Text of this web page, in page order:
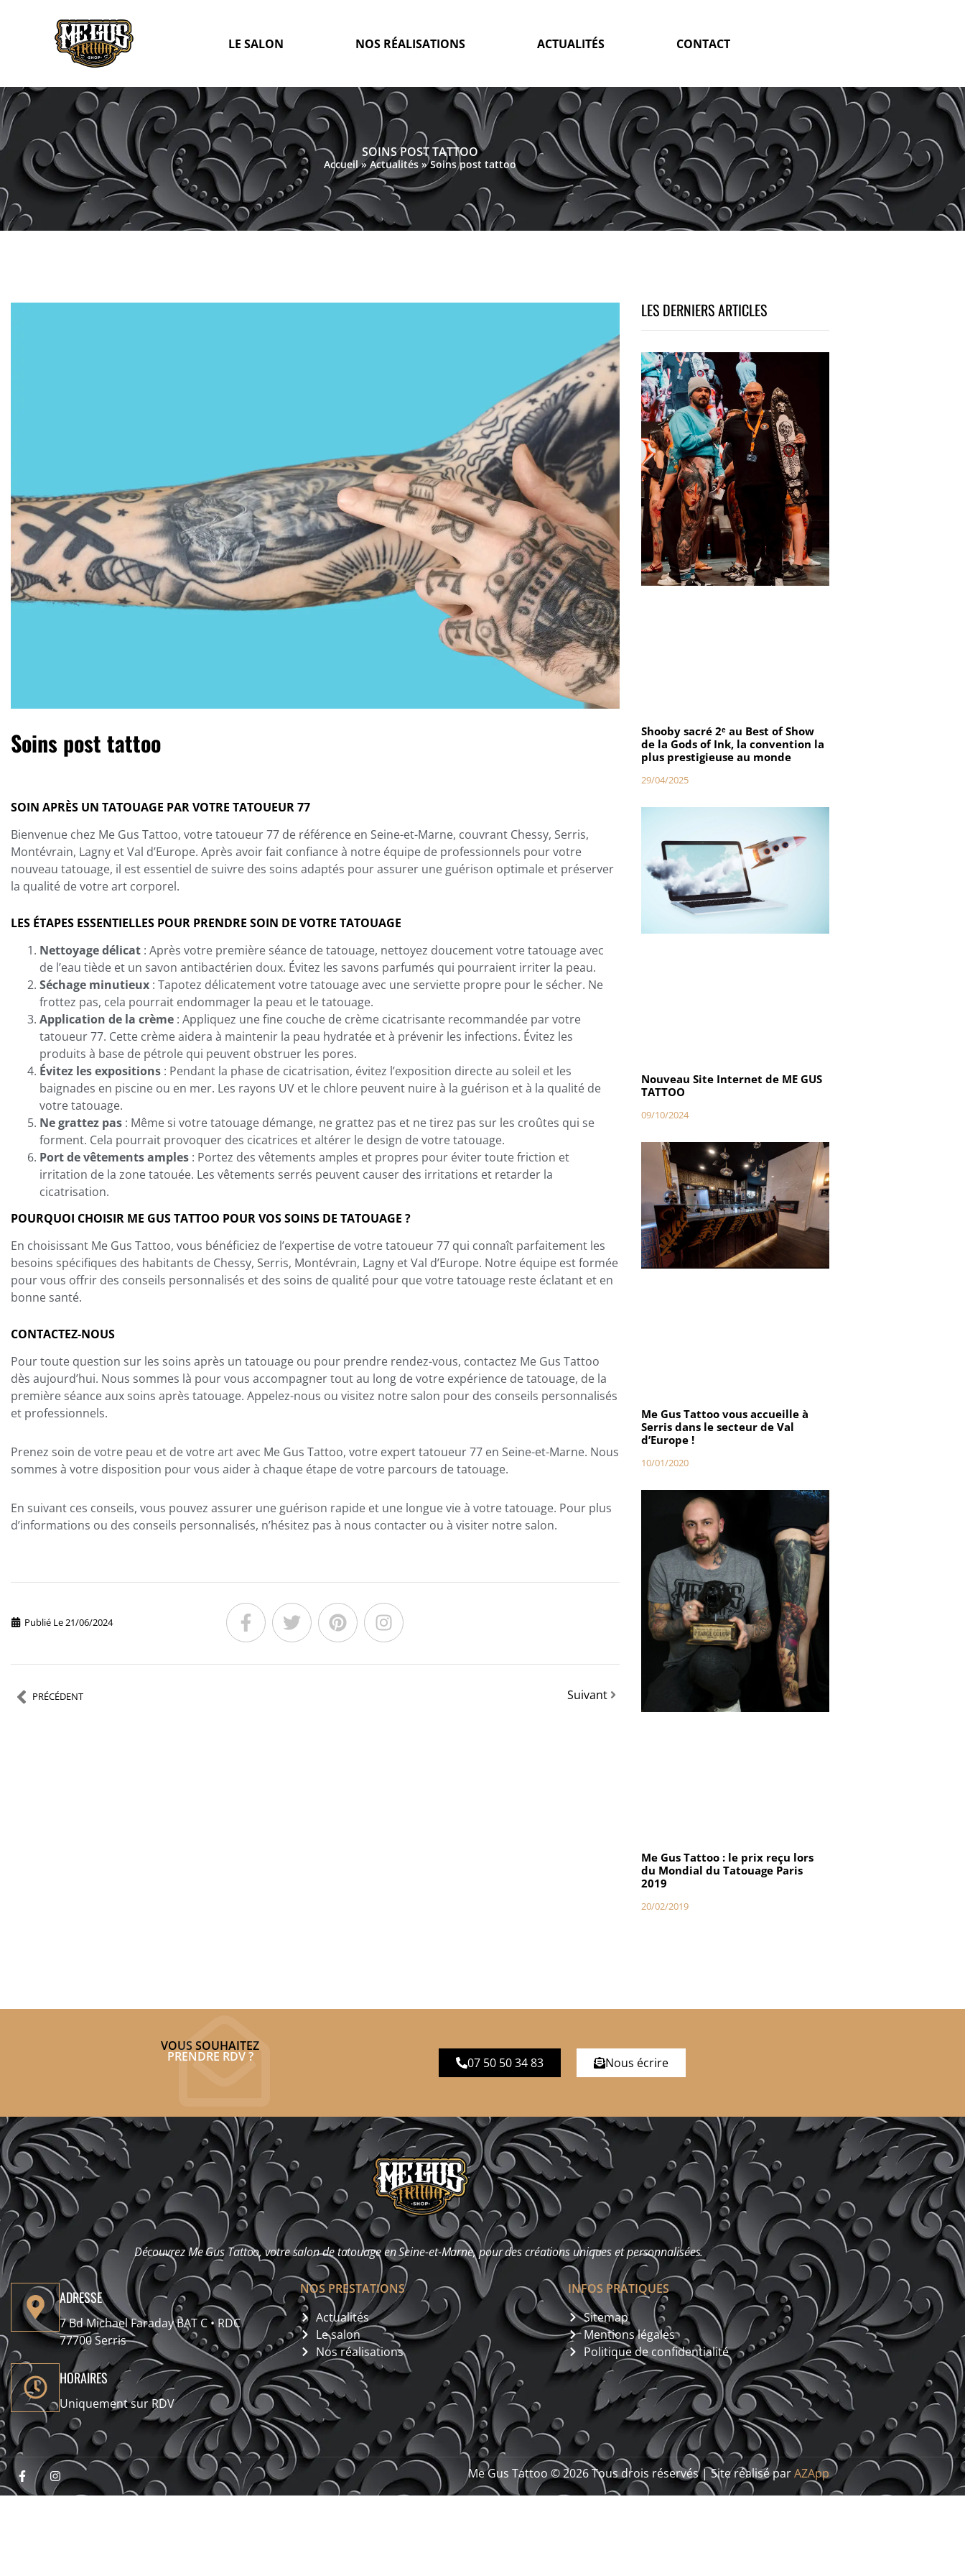
LE SALON NOS RÉALISATIONS ACTUALITÉS CONTACT
SOINS POST TATTOO
Accueil» Actualités »Soins post tattoo
Soins post tattoo
SOIN APRÈS UN TATOUAGE PAR VOTRE TATOUEUR 77
Bienvenue chez Me Gus Tattoo, votre tatoueur 77 de référence en Seine-et-Marne, couvrant Chessy, Serris,
Montévrain, Lagny et Val d’Europe. Après avoir fait confiance à notre équipe de professionnels pour votre
nouveau tatouage, il est essentiel de suivre des soins adaptés pour assurer une guérison optimale et préserver
la qualité de votre art corporel.
LES ÉTAPES ESSENTIELLES POUR PRENDRE SOIN DE VOTRE TATOUAGE
Nettoyage délicat : Après votre première séance de tatouage, nettoyez doucement votre tatouage avec
de l’eau tiède et un savon antibactérien doux. Évitez les savons parfumés qui pourraient irriter la peau.
Séchage minutieux : Tapotez délicatement votre tatouage avec une serviette propre pour le sécher. Ne
frottez pas, cela pourrait endommager la peau et le tatouage.
Application de la crème : Appliquez une fine couche de crème cicatrisante recommandée par votre
tatoueur 77. Cette crème aidera à maintenir la peau hydratée et à prévenir les infections. Évitez les
produits à base de pétrole qui peuvent obstruer les pores.
Évitez les expositions : Pendant la phase de cicatrisation, évitez l’exposition directe au soleil et les
baignades en piscine ou en mer. Les rayons UV et le chlore peuvent nuire à la guérison et à la qualité de
votre tatouage.
Ne grattez pas : Même si votre tatouage démange, ne grattez pas et ne tirez pas sur les croûtes qui se
forment. Cela pourrait provoquer des cicatrices et altérer le design de votre tatouage.
Port de vêtements amples : Portez des vêtements amples et propres pour éviter toute friction et
irritation de la zone tatouée. Les vêtements serrés peuvent causer des irritations et retarder la
cicatrisation.
POURQUOI CHOISIR ME GUS TATTOO POUR VOS SOINS DE TATOUAGE ?
En choisissant Me Gus Tattoo, vous bénéficiez de l’expertise de votre tatoueur 77 qui connaît parfaitement les
besoins spécifiques des habitants de Chessy, Serris, Montévrain, Lagny et Val d’Europe. Notre équipe est formée
pour vous offrir des conseils personnalisés et des soins de qualité pour que votre tatouage reste éclatant et en
bonne santé.
CONTACTEZ-NOUS
Pour toute question sur les soins après un tatouage ou pour prendre rendez-vous, contactez Me Gus Tattoo
dès aujourd’hui. Nous sommes là pour vous accompagner tout au long de votre expérience de tatouage, de la
première séance aux soins après tatouage. Appelez-nous ou visitez notre salon pour des conseils personnalisés
et professionnels.
Prenez soin de votre peau et de votre art avec Me Gus Tattoo, votre expert tatoueur 77 en Seine-et-Marne. Nous
sommes à votre disposition pour vous aider à chaque étape de votre parcours de tatouage.
En suivant ces conseils, vous pouvez assurer une guérison rapide et une longue vie à votre tatouage. Pour plus
d’informations ou des conseils personnalisés, n’hésitez pas à nous contacter ou à visiter notre salon.
Publié Le21/06/2024
PRÉCÉDENT Suivant
LES DERNIERS ARTICLES
Shooby sacré 2ᵉ au Best of Show
de la Gods of Ink, la convention la
plus prestigieuse au monde
29/04/2025
Nouveau Site Internet de ME GUS
TATTOO
09/10/2024
Me Gus Tattoo vous accueille à
Serris dans le secteur de Val
d’Europe !
10/01/2020
Me Gus Tattoo : le prix reçu lors
du Mondial du Tatouage Paris
2019
20/02/2019
VOUS SOUHAITEZ
PRENDRE RDV ? 07 50 50 34 83 Nous écrire
Découvrez Me Gus Tattoo, votre salon de tatouage en Seine-et-Marne, pour des créations uniques et personnalisées.
ADRESSE
7 Bd Michael Faraday BAT C • RDC
77700 Serris
HORAIRES
Uniquement sur RDV
NOS PRESTATIONS
Actualités
Le salon
Nos réalisations
INFOS PRATIQUES
Sitemap
Mentions légales
Politique de confidentialité
Me Gus Tattoo © 2026 Tous drois réservés | Site réalisé parAZApp